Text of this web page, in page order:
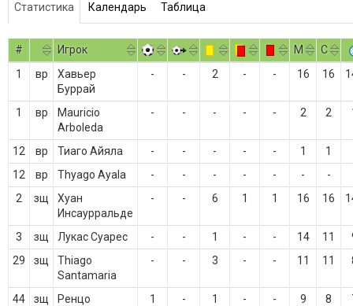
Статистика Календарь Таблица
# Игрок M
С
1
вр
Хавьер
Буррай
- - 2 - - 16 16
1 вр
Mauricio
Arboleda
- - - - - 2 2
12 вр Тиаго Айяла - - - - - 1
1
12
вр Thyago Ayala - - - - - -
-
2
зщ
Хуан
Инсаурральде
- - 6 1 1 16 16
3 зщ Лукас Суарес - - 1 - - 14 11
29
зщ
Thiago
Santamaria
- - 3 - - 11 11
44 зщ
Ренцо
1 - 1 - - 9 8